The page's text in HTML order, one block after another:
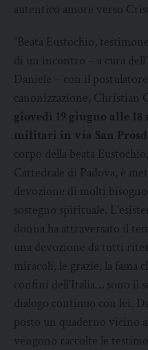
autentico amore verso
“Beata Eustochio,
di un incontro – a cura
Daniele – con il
canonizzazione, Christian
giovedì 19 giugno alle
militari in via San
corpo della beata
Cattedrale di Padova, è
devozione di molti
sostegno spirituale.
donna ha attraversato il
una devozione da tutti
miracoli, le grazie, la fama
confini dell’Italia… sono il
dialogo continuo con lei.
posto un quaderno vicino
vengono raccolte le